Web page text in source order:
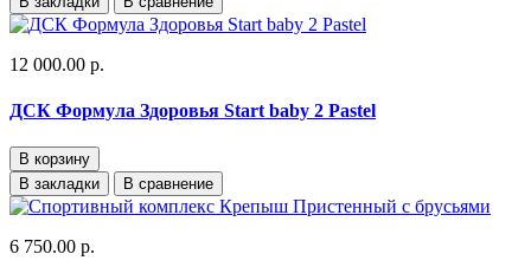
12 000.00 р.
ДСК Формула Здоровья Start baby 2 Pastel
В корзину
В закладки
В сравнение
6 750.00 р.